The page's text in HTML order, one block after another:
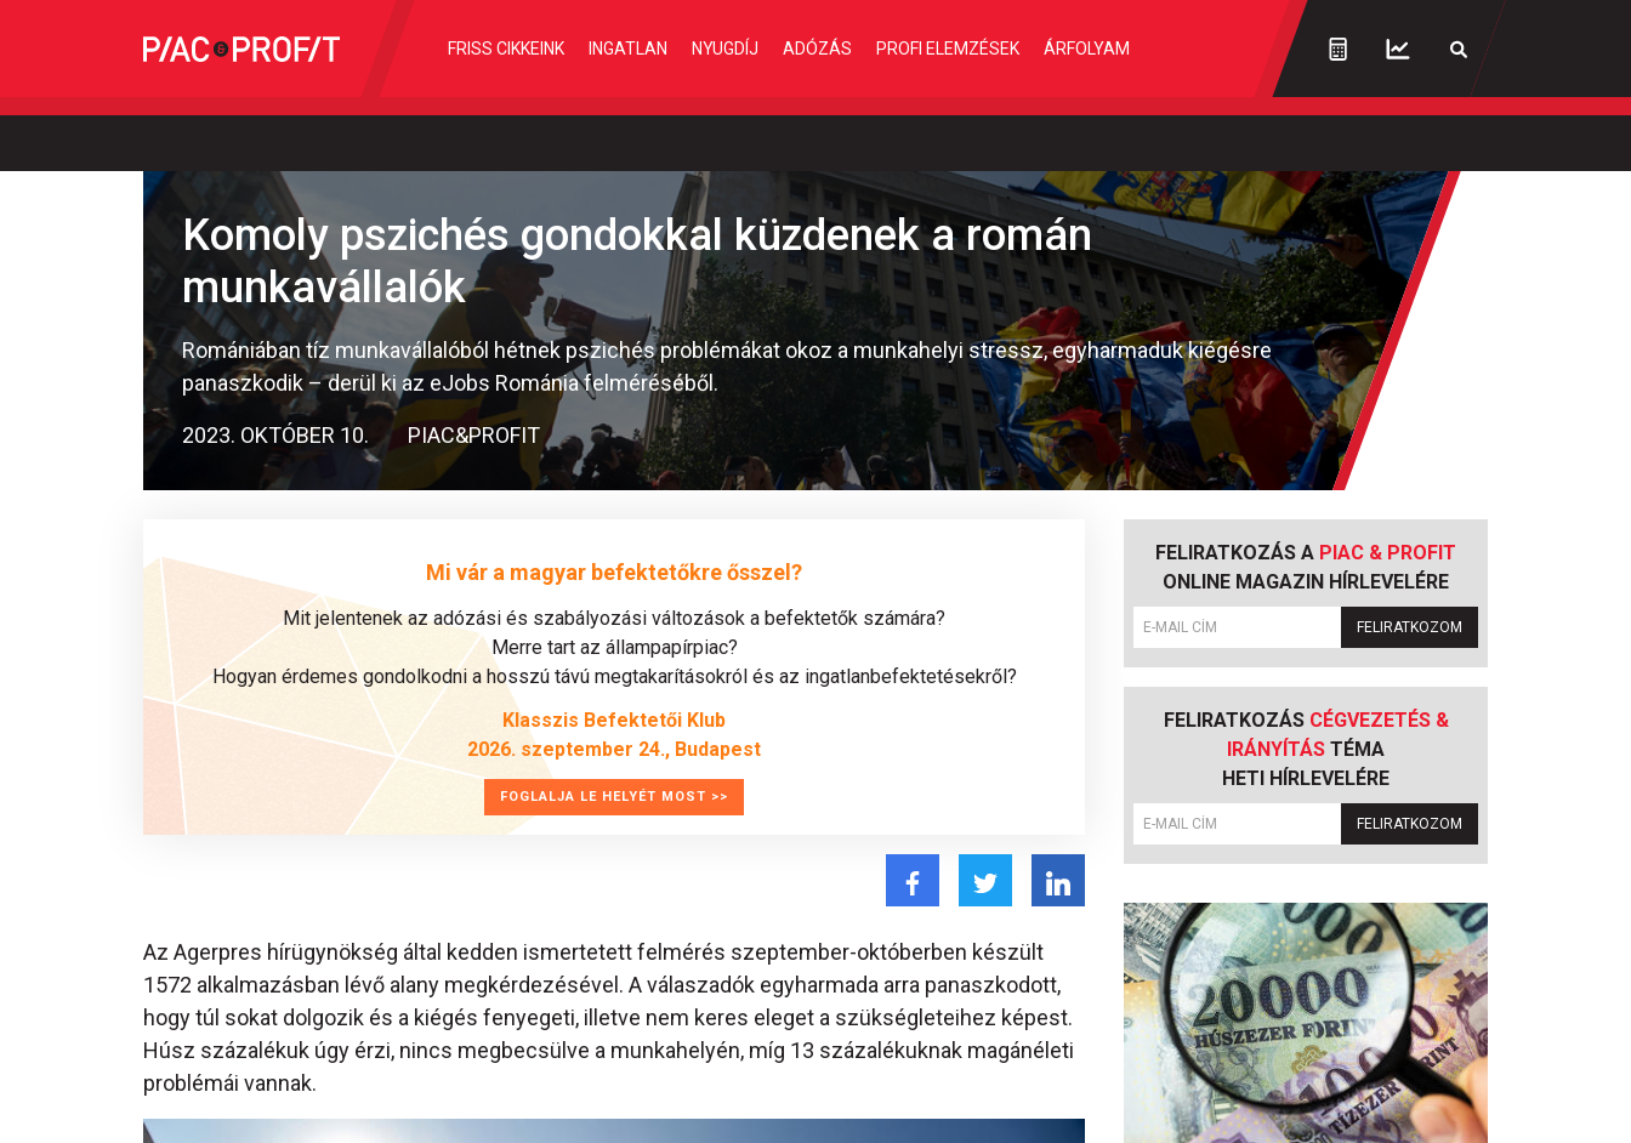
FRISS CIKKEINK INGATLAN NYUGDÍJ ADÓZÁS PROFI ELEMZÉSEK ÁRFOLYAM
Komoly pszichés gondokkal küzdenek a román
munkavállalók
Romániában tíz munkavállalóból hétnek pszichés problémákat okoz a munkahelyi stressz, egyharmaduk kiégésre
panaszkodik – derül ki az eJobs Románia felméréséből.
2023. OKTÓBER 10. PIAC&PROFIT
Mi vár a magyar befektetőkre ősszel?
Mit jelentenek az adózási és szabályozási változások a befektetők számára?
Merre tart az állampapírpiac?
Hogyan érdemes gondolkodni a hosszú távú megtakarításokról és az ingatlanbefektetésekről?
Klasszis Befektetői Klub
2026. szeptember 24., Budapest
FOGLALJA LE HELYÉT MOST >>
Az Agerpres hírügynökség által kedden ismertetett felmérés szeptember-októberben készült
1572 alkalmazásban lévő alany megkérdezésével. A válaszadók egyharmada arra panaszkodott,
hogy túl sokat dolgozik és a kiégés fenyegeti, illetve nem keres eleget a szükségleteihez képest.
Húsz százalékuk úgy érzi, nincs megbecsülve a munkahelyén, míg 13 százalékuknak magánéleti
problémái vannak.
FELIRATKOZÁS A PIAC & PROFIT
ONLINE MAGAZIN HÍRLEVELÉRE
FELIRATKOZOM
FELIRATKOZÁS CÉGVEZETÉS &
IRÁNYÍTÁS TÉMA
HETI HÍRLEVELÉRE
FELIRATKOZOM